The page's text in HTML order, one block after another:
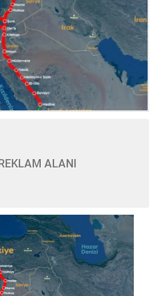
ALANI